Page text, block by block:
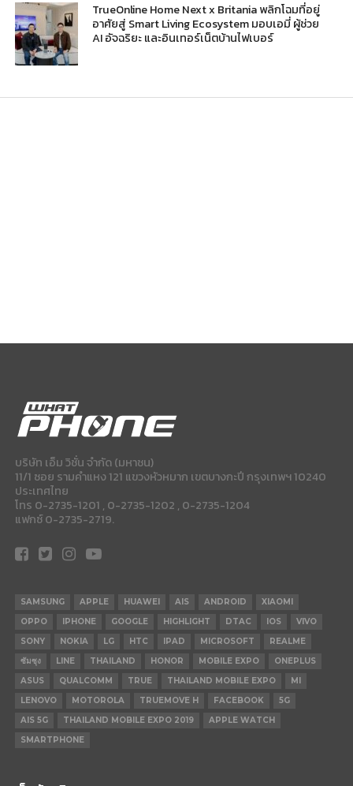
TrueOnline Home Next x Britania พลิกโฉมที่อยู่
อาศัยสู่ Smart Living Ecosystem มอบเอมี่ ผู้ช่วย
AI อัจฉริยะ และอินเทอร์เน็ตบ้านไฟเบอร์
บริษัท เอ็ม วิชั่น จำกัด (มหาชน)
11/1 ซอย รามคำแหง 121 แขวงหัวหมาก เขตบางกะปี กรุงเทพฯ 10240
ประเทศไทย
โทร 0-2735-1201 , 0-2735-1202 , 0-2735-1204
แฟกซ์ 0-2735-2719.
SAMSUNG APPLE HUAWEI AIS ANDROID
XIAOMI
OPPO
IPHONE GOOGLE HIGHLIGHT DTAC IOS
VIVO
SONY
NOKIA LG HTC IPAD MICROSOFT
REALME
ซัมซุง
LINE THAILAND HONOR MOBILE EXPO
ONEPLUS
ASUS
QUALCOMM TRUE THAILAND MOBILE EXPO
MI
LENOVO
MOTOROLA TRUEMOVE H FACEBOOK
5G
AIS 5G
THAILAND MOBILE EXPO 2019
APPLE WATCH
SMARTPHONE